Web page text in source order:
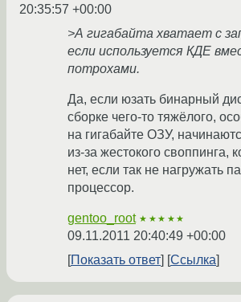
20:35:57 +00:00
>А гигабайта хватает с
если используется КДЕ
потрохами.
Да, если юзать бинарный
сборке чего-то тяжёлого,
на гигабайте ОЗУ,
из-за жестокого своппинга,
нет, если так не нагружать
процессор.
gentoo_root ★★★★★
09.11.2011 20:40:49 +00:00
Показать ответ
Ссылка